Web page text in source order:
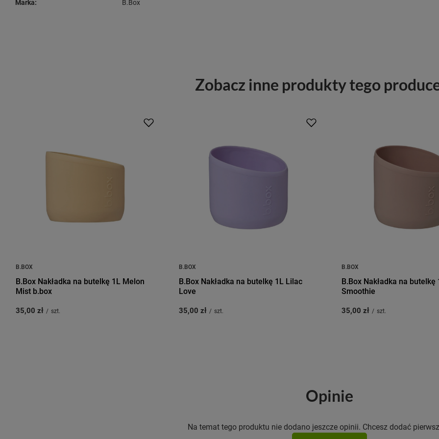
Marka: B.Box
Zobacz inne produkty tego
B.BOX
B.Box Nakładka na butelkę 1L Melon
Mist b.box
35,00 zł / szt.
B.BOX
B.Box Nakładka na butelkę 1L Lilac
Love
35,00 zł / szt.
B.BOX
B.Box Nakładka na butelkę
Smoothie
35,00 zł / szt.
Opinie
Na temat tego produktu nie dodano jeszcze opinii. Chcesz dodać